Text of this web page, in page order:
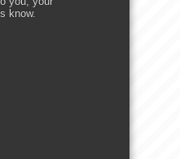
know.